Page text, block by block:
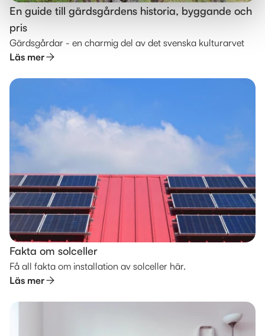
En guide till gärdsgårdens historia, byggande och
pris
Gärdsgårdar - en charmig del av det svenska kulturarvet
Läs mer
Fakta om solceller
Få all fakta om installation av solceller här.
Läs mer